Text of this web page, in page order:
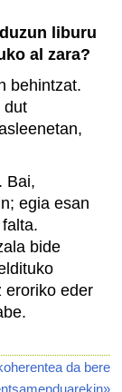
liburu
al zara?
behintzat.
dut
Bai,
egia esan
bide
eroriko eder
da bere